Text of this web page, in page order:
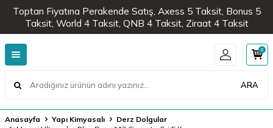
Toptan Fiyatına Perakende Satış, Axess 5 Taksit, Bonus 5
Taksit, World 4 Taksit, QNB 4 Taksit, Ziraat 4 Taksit
ARA
0
Anasayfa Yapı Kimyasalı
Derz Dolgular